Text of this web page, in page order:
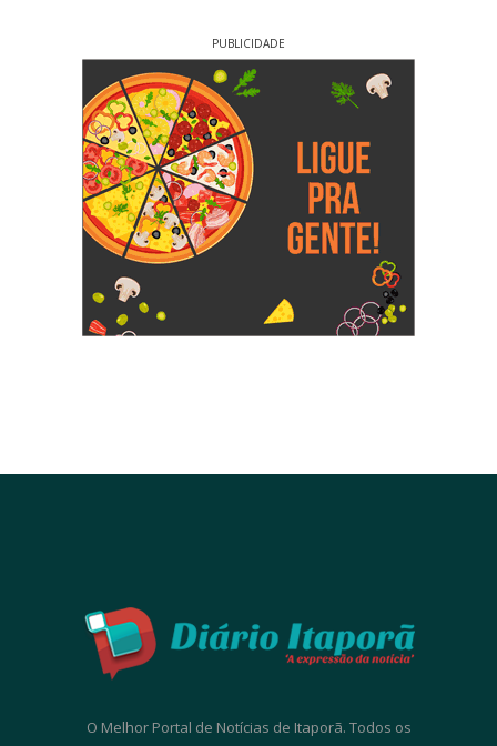
PUBLICIDADE
O Melhor Portal de Notícias de Itaporã. Todos os